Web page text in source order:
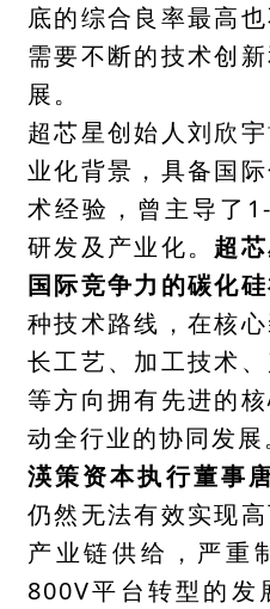
底的综合良率最高
需要不断的技术创
展。
超芯星创始人刘欣
业化背景，具备国
术经验，曾主导了
研发及产业化。 超
国际竞争力的碳化
种技术路线，在核
长工艺、加工技术
等方向拥有先进的
动全行业的协同发展
渶策资本执行董事
仍然无法有效实现
产业链供给，严重
800V平台转型的发